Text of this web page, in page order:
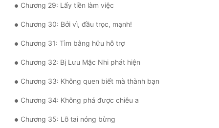
Đồng Nhân
Cẩu Đạo Trường Sinh
Ngự Thú
Truyện Nam
Truyện Nữ
Vô Địch Lưu
Chương 29: Lấy tiền làm việc
Chương 30: Bởi vì, đầu trọc, mạnh!
Chương 31: Tìm bằng hữu hỗ trợ
Chương 32: Bị Lưu Mặc Nhi phát hiện
Chương 33: Không quen biết mà thành bạn
Chương 34: Không phá được chiêu a
Chương 35: Lỗ tai nóng bừng